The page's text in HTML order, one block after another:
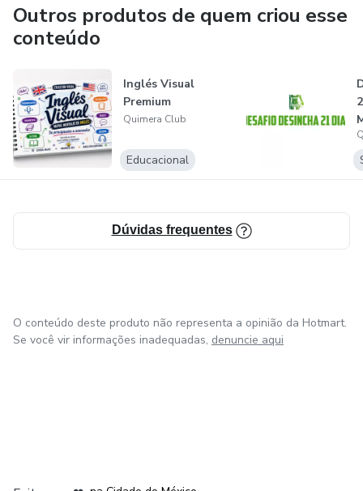
Outros produtos de quem criou esse
conteúdo
Inglés Visual
Premium
Quimera Club
Educacional
Dúvidas frequentes
O conteúdo deste produto não representa a opinião da Hotmart.
Se você vir informações inadequadas, denuncie aqui